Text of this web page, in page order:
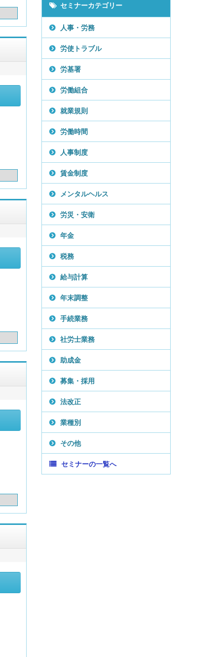
セミナーカテゴリー
人事・労務
労使トラブル
労基署
労働組合
就業規則
労働時間
人事制度
賃金制度
メンタルヘルス
労災・安衛
年金
税務
給与計算
年末調整
手続業務
社労士業務
助成金
募集・採用
法改正
業種別
その他
セミナーの一覧へ